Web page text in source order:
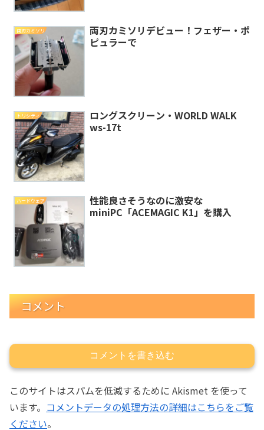
両刃カミソリ
両刃カミソリデビュー！フェザー・ポ
ピュラーで
トリシティ
ロングスクリーン・WORLD WALK
ws-17t
ハードウェア
性能良さそうなのに激安な
miniPC「ACEMAGIC K1」を購入
コメント
コメントを書き込む
このサイトはスパムを低減するために Akismet を使って
います。 コメントデータの処理方法の詳細はこちらをご覧
ください。